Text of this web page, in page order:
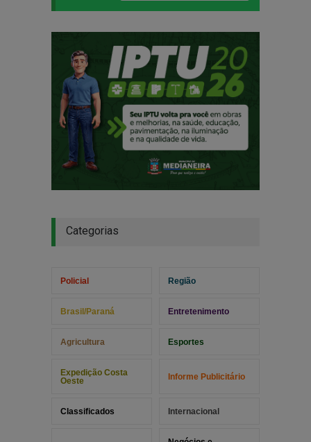
Categorias
Policial Região
Brasil/Paraná Entretenimento
Agricultura Esportes
Expedição Costa
Oeste
Informe Publicitário
Classificados Internacional